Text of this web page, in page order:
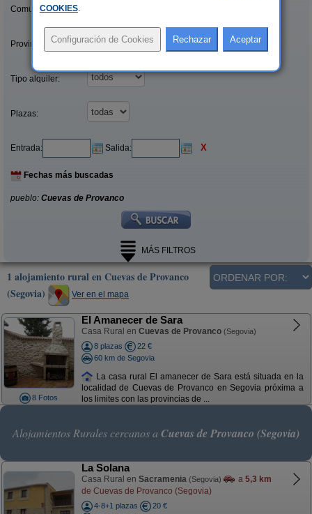
Comunidades:
Provincias/Islas:
Tipo alquiler:
Plazas:
Entrada: Salida: X
Fechas más buscadas
pueblo: Cuevas de Provanco
MÁS FILTROS
1 alojamiento rural en Cuevas de Provanco
(Segovia)
Ver en el mapa
8 Fotos
El Amanecer de Sara
Casa Rural en Cuevas de Provanco (Segovia)
8 plazas
22 €
60 km de Segovia
La casa rural El amanecer de Sara está situada en la
localidad de Cuevas de Provanco en Segovia próxima a
los limites con las provincias de ...
Alojamientos Rurales cercanos a Cuevas de Provanco (Segovia)
La Solana
Casa Rural en Sacramenia (Segovia) a 5,3 km
de Cuevas de Provanco (Segovia)
4-8+1 plazas
20 €
COOKIES.